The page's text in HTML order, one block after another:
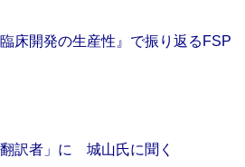
床開発の生産性』で振り返るFSP
訳者」に 城山氏に聞く